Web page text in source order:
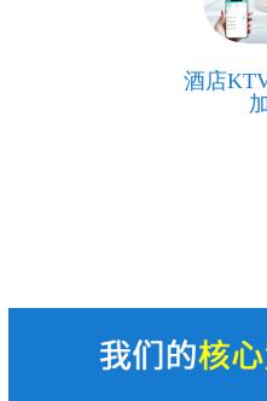
酒店